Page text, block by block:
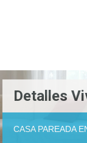
Detalles
CASA PAREADA